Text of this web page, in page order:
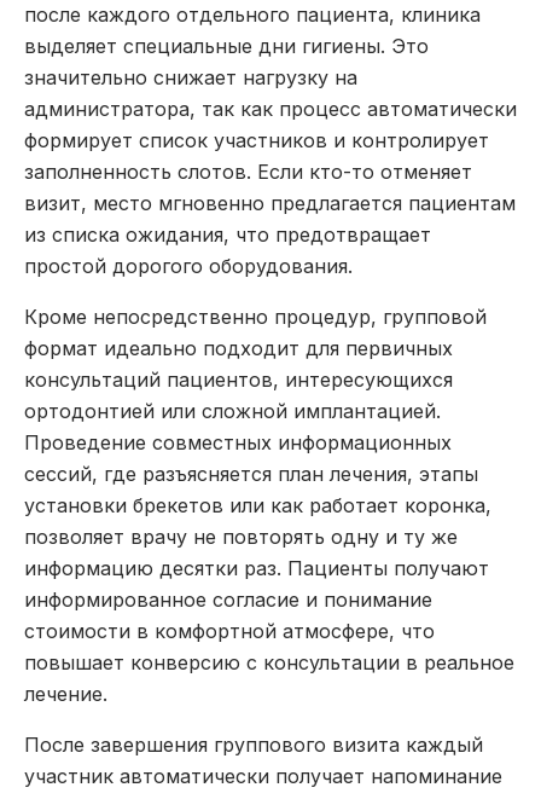
после каждого отдельного пациента, клиника
выделяет специальные дни гигиены. Это
значительно снижает нагрузку на
администратора, так как процесс автоматически
формирует список участников и контролирует
заполненность слотов. Если кто-то отменяет
визит, место мгновенно предлагается пациентам
из списка ожидания, что предотвращает
простой дорогого оборудования.
Кроме непосредственно процедур, групповой
формат идеально подходит для первичных
консультаций пациентов, интересующихся
ортодонтией или сложной имплантацией.
Проведение совместных информационных
сессий, где разъясняется план лечения, этапы
установки брекетов или как работает коронка,
позволяет врачу не повторять одну и ту же
информацию десятки раз. Пациенты получают
информированное согласие и понимание
стоимости в комфортной атмосфере, что
повышает конверсию с консультации в реальное
лечение.
После завершения группового визита каждый
участник автоматически получает напоминание